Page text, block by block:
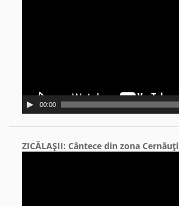
00:00
ZICĂLAŞII: Cântece din zona Cernăuţi